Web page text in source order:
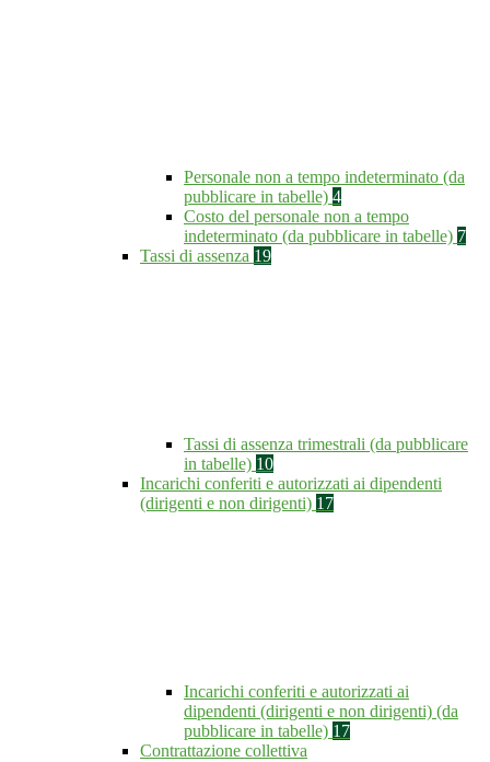
Personale non a tempo indeterminato (da
pubblicare in tabelle) 4
Costo del personale non a tempo
indeterminato (da pubblicare in tabelle) 7
Tassi di assenza 19
Tassi di assenza trimestrali (da pubblicare
in tabelle) 10
Incarichi conferiti e autorizzati ai dipendenti
(dirigenti e non dirigenti) 17
Incarichi conferiti e autorizzati ai
dipendenti (dirigenti e non dirigenti) (da
pubblicare in tabelle) 17
Contrattazione collettiva